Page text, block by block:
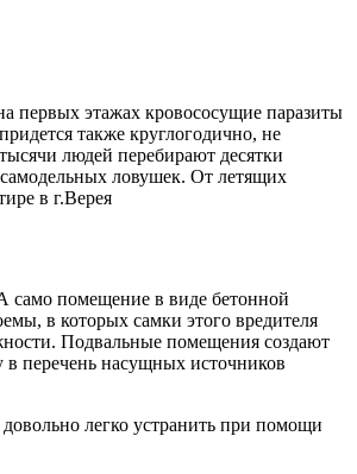
первых этажах кровососущие паразиты
также круглогодично, не
людей перебирают десятки
ловушек. От летящих
само помещение в виде бетонной
в которых самки этого вредителя
Подвальные помещения создают
перечень насущных источников
легко устранить при помощи